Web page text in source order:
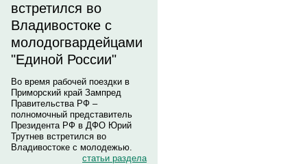
встретился во
Владивостоке с
молодогвардейцами
"Единой России"
Во время рабочей поездки в
Приморский край Зампред
Правительства РФ –
полномочный представитель
Президента РФ в ДФО Юрий
Трутнев встретился во
Владивостоке с молодежью.
статьи раздела